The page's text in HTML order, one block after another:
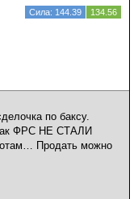
Сила: 144.39 134.56
по баксу.
как ФРС НЕ СТАЛИ
Продать можно